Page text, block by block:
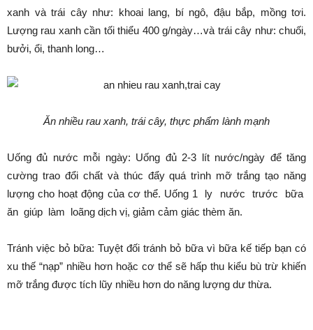
xanh và trái cây như: khoai lang, bí ngô, đậu bắp, mồng tơi.
Lượng rau xanh cần tối thiểu 400 g/ngày…và trái cây như: chuối,
bưởi, ổi, thanh long…
Ăn nhiều rau xanh, trái cây, thực phẩm lành mạnh
Uống đủ nước mỗi ngày: Uống đủ 2-3 lít nước/ngày để tăng
cường trao đổi chất và thúc đẩy quá trình mỡ trắng tạo năng
lượng cho hoạt động của cơ thể. Uống 1 ly nước trước bữa
ăn giúp làm loãng dịch vị, giảm cảm giác thèm ăn.
Tránh việc bỏ bữa: Tuyệt đối tránh bỏ bữa vì bữa kế tiếp bạn có
xu thế “nạp” nhiều hơn hoặc cơ thể sẽ hấp thu kiểu bù trừ khiến
mỡ trắng được tích lũy nhiều hơn do năng lượng dư thừa.